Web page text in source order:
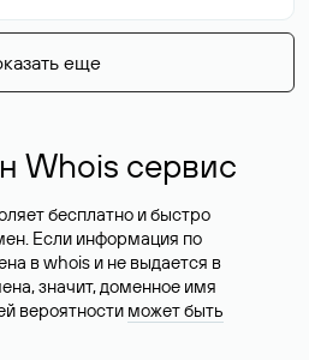
еще
Whois сервис
бесплатно и быстро
Если информация по
в whois и не выдается в
значит, доменное имя
вероятности может быть